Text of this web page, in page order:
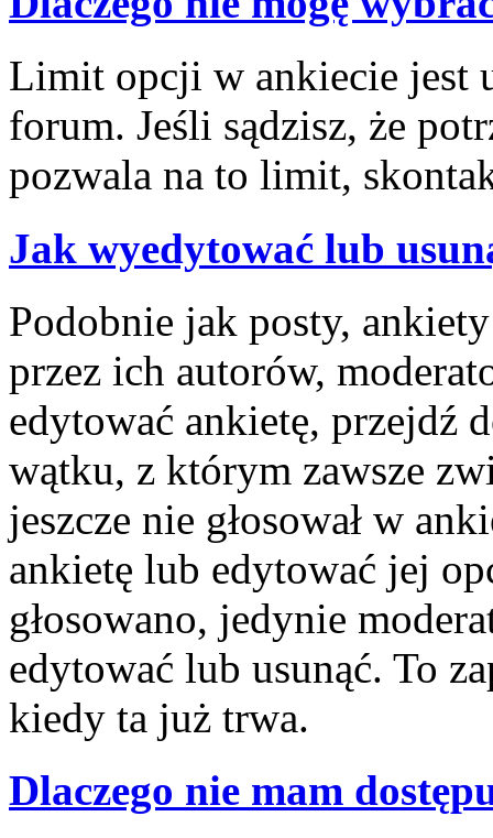
Limit opcji w ankiecie jest
forum. Jeśli sądzisz, że
pozwala na to limit,
Jak wyedytować lub
Podobnie jak posty,
przez ich autorów,
edytować ankietę, przejdź
wątku, z którym zawsze
jeszcze nie głosował w
ankietę lub edytować jej
głosowano, jedynie
edytować lub usunąć. To
kiedy ta już trwa.
Dlaczego nie mam